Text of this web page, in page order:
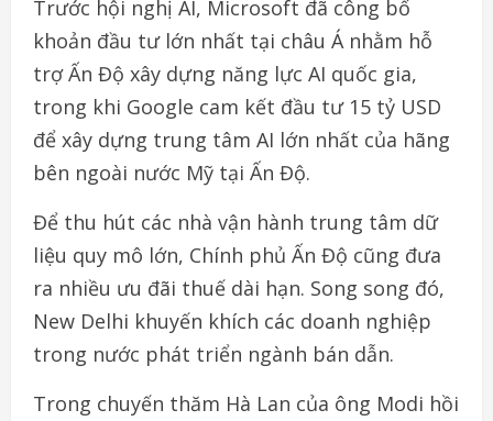
Trước hội nghị AI, Microsoft đã công bố
khoản đầu tư lớn nhất tại châu Á nhằm hỗ
trợ Ấn Độ xây dựng năng lực AI quốc gia,
trong khi Google cam kết đầu tư 15 tỷ USD
để xây dựng trung tâm AI lớn nhất của hãng
bên ngoài nước Mỹ tại Ấn Độ.
Để thu hút các nhà vận hành trung tâm dữ
liệu quy mô lớn, Chính phủ Ấn Độ cũng đưa
ra nhiều ưu đãi thuế dài hạn. Song song đó,
New Delhi khuyến khích các doanh nghiệp
trong nước phát triển ngành bán dẫn.
Trong chuyến thăm Hà Lan của ông Modi hồi